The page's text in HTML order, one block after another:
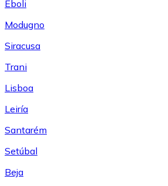
Eboli
Modugno
Siracusa
Trani
Lisboa
Leiría
Santarém
Setúbal
Beja